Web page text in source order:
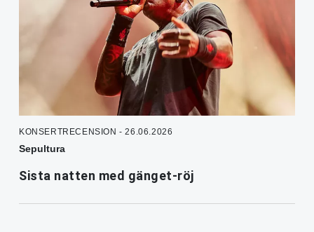
KONSERTRECENSION - 26.06.2026
Sepultura
Sista natten med gänget-röj